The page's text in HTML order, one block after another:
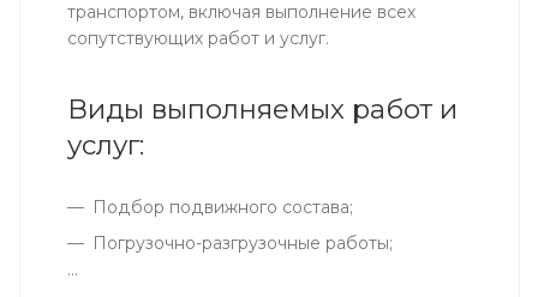
транспортом, включая выполнение всех
сопутствующих работ и услуг.
Виды выполняемых работ и
услуг:
Подбор подвижного состава;
Погрузочно-разгрузочные работы;
...